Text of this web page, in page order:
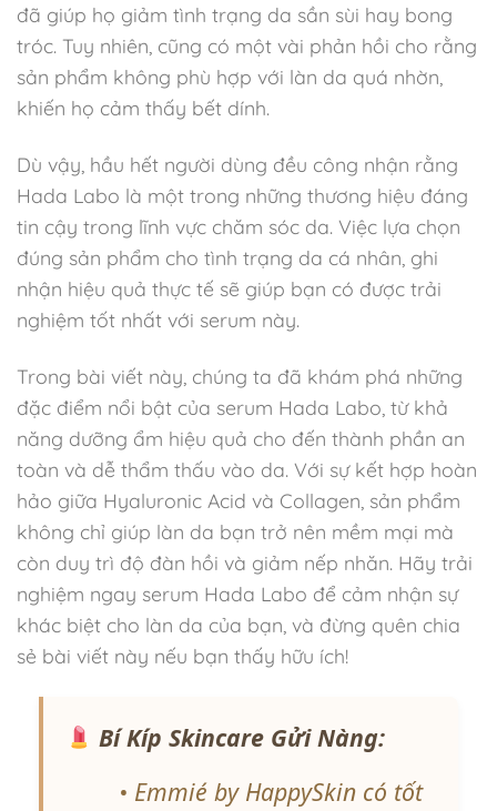
đã giúp họ giảm tình trạng da sần sùi hay bong
tróc. Tuy nhiên, cũng có một vài phản hồi cho rằng
sản phẩm không phù hợp với làn da quá nhờn,
khiến họ cảm thấy bết dính.
Dù vậy, hầu hết người dùng đều công nhận rằng
Hada Labo là một trong những thương hiệu đáng
tin cậy trong lĩnh vực chăm sóc da. Việc lựa chọn
đúng sản phẩm cho tình trạng da cá nhân, ghi
nhận hiệu quả thực tế sẽ giúp bạn có được trải
nghiệm tốt nhất với serum này.
Trong bài viết này, chúng ta đã khám phá những
đặc điểm nổi bật của serum Hada Labo, từ khả
năng dưỡng ẩm hiệu quả cho đến thành phần an
toàn và dễ thẩm thấu vào da. Với sự kết hợp hoàn
hảo giữa Hyaluronic Acid và Collagen, sản phẩm
không chỉ giúp làn da bạn trở nên mềm mại mà
còn duy trì độ đàn hồi và giảm nếp nhăn. Hãy trải
nghiệm ngay serum Hada Labo để cảm nhận sự
khác biệt cho làn da của bạn, và đừng quên chia
sẻ bài viết này nếu bạn thấy hữu ích!
Bí Kíp Skincare Gửi Nàng:
• Emmié by HappySkin có tốt